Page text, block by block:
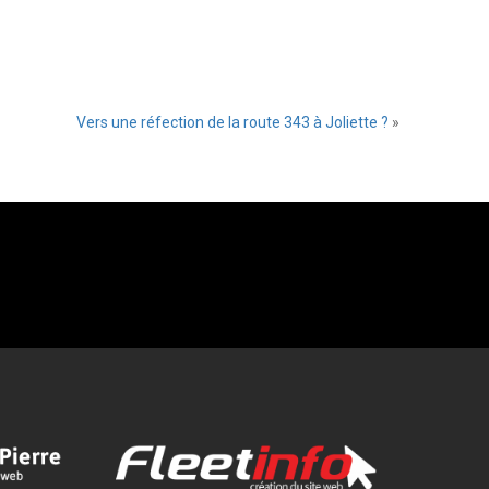
Vers une réfection de la route 343 à Joliette ? »